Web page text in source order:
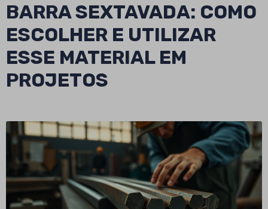
BARRA SEXTAVADA: COMO
ESCOLHER E UTILIZAR
ESSE MATERIAL EM
PROJETOS